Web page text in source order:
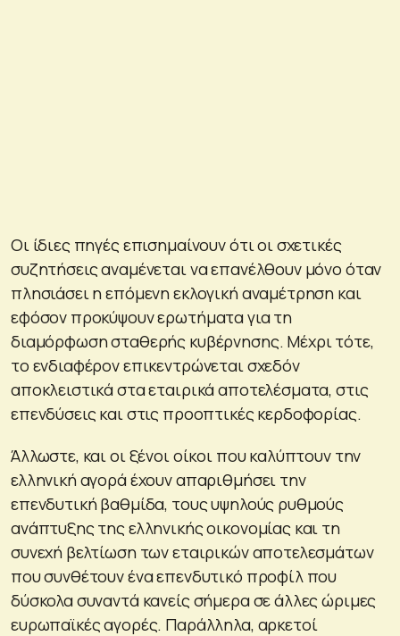
Οι ίδιες πηγές επισημαίνουν ότι οι σχετικές
συζητήσεις αναμένεται να επανέλθουν μόνο όταν
πλησιάσει η επόμενη εκλογική αναμέτρηση και
εφόσον προκύψουν ερωτήματα για τη
διαμόρφωση σταθερής κυβέρνησης. Μέχρι τότε,
το ενδιαφέρον επικεντρώνεται σχεδόν
αποκλειστικά στα εταιρικά αποτελέσματα, στις
επενδύσεις και στις προοπτικές κερδοφορίας.
Άλλωστε, και οι ξένοι οίκοι που καλύπτουν την
ελληνική αγορά έχουν απαριθμήσει την
επενδυτική βαθμίδα, τους υψηλούς ρυθμούς
ανάπτυξης της ελληνικής οικονομίας και τη
συνεχή βελτίωση των εταιρικών αποτελεσμάτων
που συνθέτουν ένα επενδυτικό προφίλ που
δύσκολα συναντά κανείς σήμερα σε άλλες ώριμες
ευρωπαϊκές αγορές. Παράλληλα, αρκετοί